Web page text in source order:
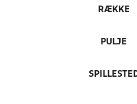
RÆKKE
PULJE